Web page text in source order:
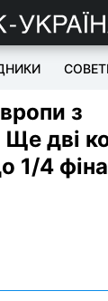
з
Ще дві
1/4